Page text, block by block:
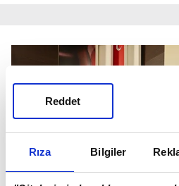
Rıza Bilgiler
Reddet